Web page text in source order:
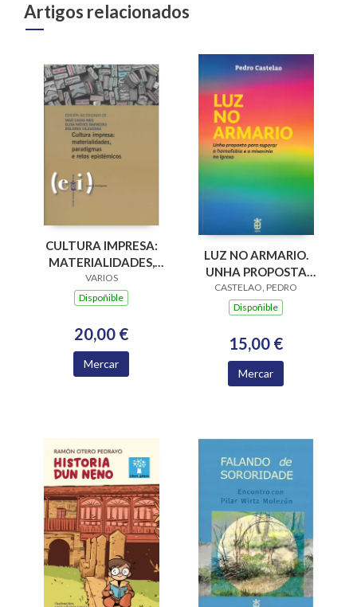
Artigos relacionados
CULTURA IMPRESA:
MATERIALIDADES,
PARADIGMAS E
RETOS EPISTÉMICOS
VARIOS
Dispoñible
20,00 €
Mercar
LUZ NO ARMARIO.
UNHA PROPOSTA
PARA SUPERAR A
HOMOFOBIA E A
IGREXA
CASTELAO, PEDRO
Dispoñible
15,00 €
Mercar